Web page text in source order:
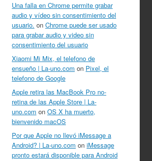
Una falla en Chrome permite grabar
audio y vídeo sin consentimiento del
usuario. on Chrome puede ser usado
para grabar audio y video sin
consentimiento del usuario
Xiaomi Mi Mix, el telefono de
ensueño | La-uno.com on Pixel, el
telefono de Google
Apple retira las MacBook Pro no-
retina de las Apple Store | La-
uno.com on OS X ha muerto,
bienvenido macOS
Por que Apple no llevó iMessage a
Android? | La-uno.com on iMessage
pronto estará disponible para Android